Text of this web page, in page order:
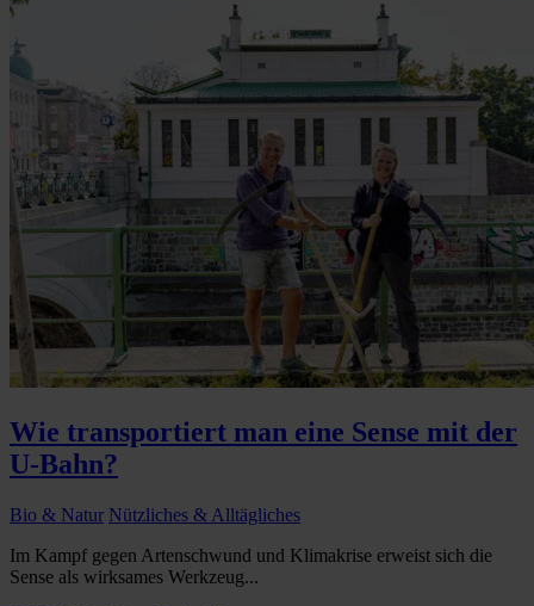
Wie transportiert man eine Sense mit der
U-Bahn?
Bio & Natur Nützliches & Alltägliches
Im Kampf gegen Artenschwund und Klimakrise erweist sich die
Sense als wirksames Werkzeug...